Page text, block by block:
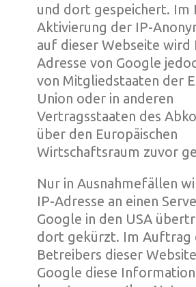
und dort gespeichert. Im
Aktivierung der IP-
auf dieser Webseite wird
Adresse von Google
von Mitgliedstaaten der
Union oder in anderen
Vertragsstaaten des
über den Europäischen
Wirtschaftsraum zuvor
Nur in Ausnahmefällen
IP-Adresse an einen
Google in den USA
dort gekürzt. Im Auftrag
Betreibers dieser
Google diese